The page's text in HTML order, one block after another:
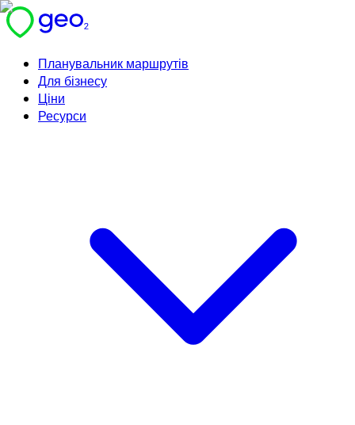
Планувальник маршрутів
Для бізнесу
Ціни
Ресурси